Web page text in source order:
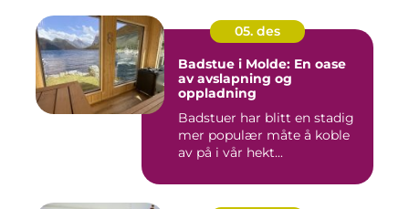
05. des
Badstue i Molde: En oase
av avslapning og
oppladning
Badstuer har blitt en stadig
mer populær måte å koble
av på i vår hekt...